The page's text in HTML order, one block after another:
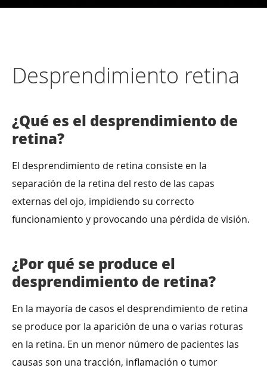
Desprendimiento retina
¿Qué es el desprendimiento de
retina?
El desprendimiento de retina consiste en la
separación de la retina del resto de las capas
externas del ojo, impidiendo su correcto
funcionamiento y provocando una pérdida de visión.
¿Por qué se produce el
desprendimiento de retina?
En la mayoría de casos el desprendimiento de retina
se produce por la aparición de una o varias roturas
en la retina. En un menor número de pacientes las
causas son una tracción, inflamación o tumor